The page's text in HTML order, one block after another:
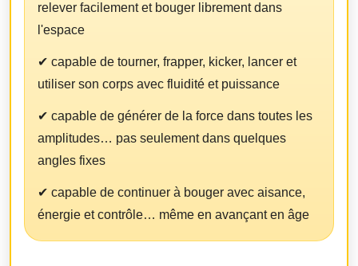
relever facilement et bouger librement dans
l'espace
✔ capable de tourner, frapper, kicker, lancer et
utiliser son corps avec fluidité et puissance
✔ capable de générer de la force dans toutes les
amplitudes… pas seulement dans quelques
angles fixes
✔ capable de continuer à bouger avec aisance,
énergie et contrôle… même en avançant en âge